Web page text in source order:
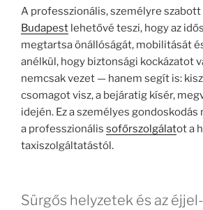
A professzionális, személyre szabott
Budapest lehetővé teszi, hogy az
megtartsa önállóságát, mobilitását
anélkül, hogy biztonsági kockázatot
nemcsak vezet — hanem segít is:
csomagot visz, a bejáratig kísér,
idején. Ez a személyes
a professzionális sofőrszolgálatot a
taxiszolgáltatástól.
Sürgős helyzetek és az